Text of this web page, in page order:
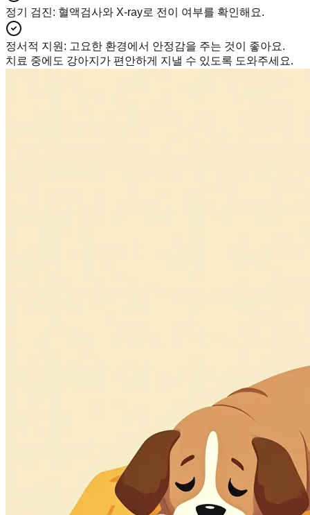
정기 검진: 혈액검사와 X-ray로 전이 여부를 확인해요.
정서적 지원 : 고요한 환경에서 안정감을 주는 것이 좋아요.
치료 중에도 강아지가 편안하게 지낼 수 있도록 도와주세요.